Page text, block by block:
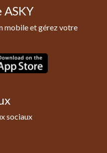
mobile et gérez votre
sociaux